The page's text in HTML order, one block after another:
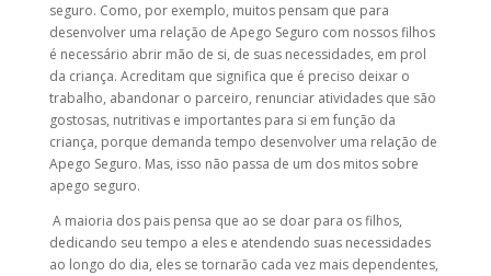
seguro. Como, por exemplo, muitos pensam que para
desenvolver uma relação de Apego Seguro com nossos filhos
é necessário abrir mão de si, de suas necessidades, em prol
da criança. Acreditam que significa que é preciso deixar o
trabalho, abandonar o parceiro, renunciar atividades que são
gostosas, nutritivas e importantes para si em função da
criança, porque demanda tempo desenvolver uma relação de
Apego Seguro. Mas, isso não passa de um dos mitos sobre
apego seguro.
A maioria dos pais pensa que ao se doar para os filhos,
dedicando seu tempo a eles e atendendo suas necessidades
ao longo do dia, eles se tornarão cada vez mais dependentes,